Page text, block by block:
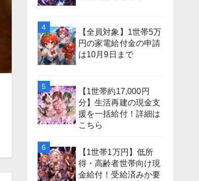
【全員対象】1世帯5万
円の家電給付金の申請
は10月9日まで
【1世帯約17,000円
分】生活再建の現金支
援を一括給付！詳細は
こちら
【1世帯1万円】低所
得・高齢者世帯向け現
金給付！受給済みか要